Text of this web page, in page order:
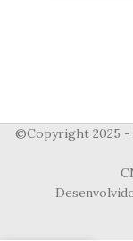
©Copyright 2025 -